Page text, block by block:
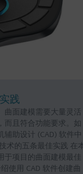
践
曲面建模需要大量灵活
而且符合功能要求。如
助设计 (CAD) 软件中
术的五条最佳实践 在
于项目的曲面建模最佳
使用 CAD 软件创建曲